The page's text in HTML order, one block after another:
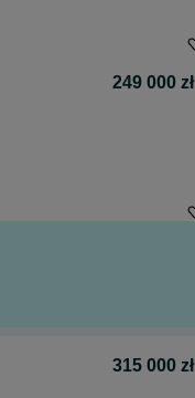
249 000 zł
315 000 zł